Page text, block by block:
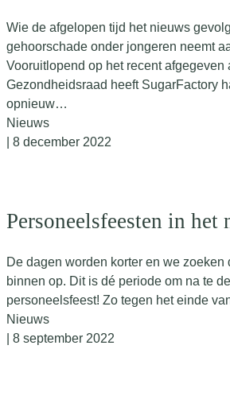
Wie de afgelopen tijd het nieuws
gehoorschade onder jongeren neemt
Vooruitlopend op het recent afgegeven
Gezondheidsraad heeft SugarFactory
opnieuw…
Nieuws
| 8 december 2022
Personeelsfeesten in het
De dagen worden korter en we
binnen op. Dit is dé periode om na te
personeelsfeest! Zo tegen het einde
Nieuws
| 8 september 2022